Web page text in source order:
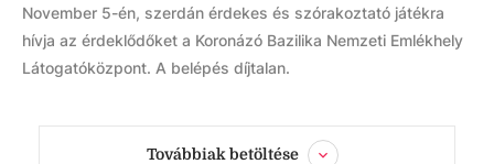
November 5-én, szerdán érdekes és szórakoztató játékra
hívja az érdeklődőket a Koronázó Bazilika Nemzeti Emlékhely
Látogatóközpont. A belépés díjtalan.
Továbbiak betöltése